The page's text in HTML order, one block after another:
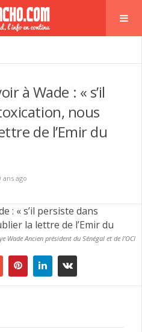
à Wade : « s’il
nous
de l’Emir du
ans ago
Wade Ancien président du Sénégal et de l’OCI